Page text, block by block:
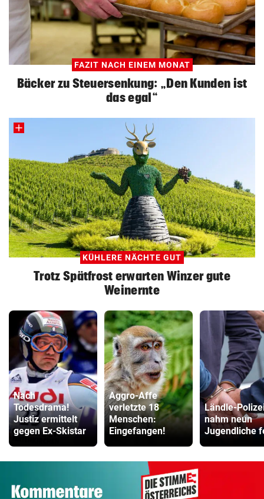
FAZIT NACH EINEM MONAT
Bäcker zu Steuersenkung: „Den Kunden ist
das egal“
KÜHLERE NÄCHTE GUT
Trotz Spätfrost erwarten Winzer gute
Weinernte
Nach
Todesdrama!
Justiz ermittelt
gegen Ex-Skistar
Aggro-Affe
verletzte 18
Menschen:
Eingefangen!
Ländle-
nahm neun
Jugendliche